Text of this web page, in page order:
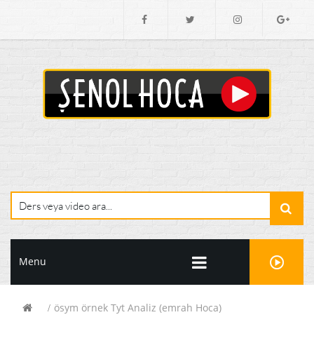
Menu
ösym örnek Tyt Analiz (emrah Hoca)